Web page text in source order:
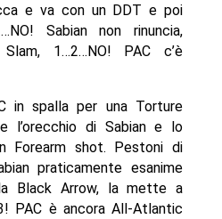
e va con un DDT e poi
Sabian non rinuncia,
1…2…NO! PAC c’è
in spalla per una Torture
l’orecchio di Sabian e lo
Forearm shot. Pestoni di
praticamente esanime
Black Arrow, la mette a
PAC è ancora All-Atlantic